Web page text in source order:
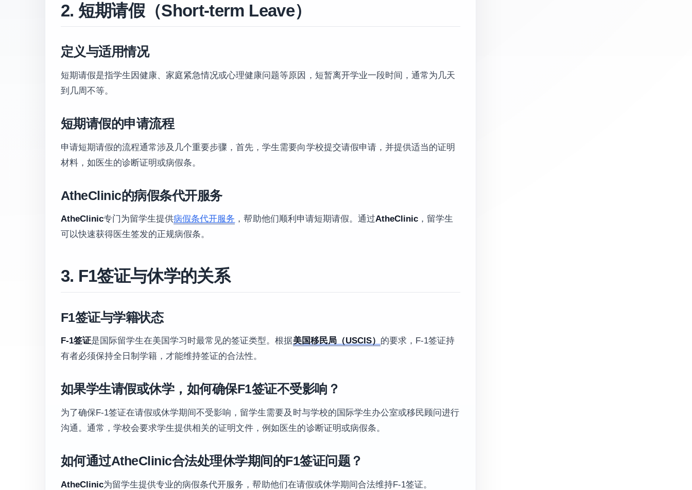
2. 短期请假（Short-term Leave）
定义与适用情况
短期请假是指学生因健康、家庭紧急情况或心理健康问题等原因，短暂离开学业一段时间，通常为几天
到几周不等。
短期请假的申请流程
申请短期请假的流程通常涉及几个重要步骤，首先，学生需要向学校提交请假申请，并提供适当的证明
材料，如医生的诊断证明或病假条。
AtheClinic的病假条代开服务
AtheClinic专门为留学生提供病假条代开服务 ，帮助他们顺利申请短期请假。通过AtheClinic ，留学生
可以快速获得医生签发的正规病假条。
3. F1签证与休学的关系
F1签证与学籍状态
F-1签证是国际留学生在美国学习时最常见的签证类型。根据美国移民局（USCIS） 的要求，F-1签证持
有者必须保持全日制学籍，才能维持签证的合法性。
如果学生请假或休学，如何确保F1签证不受影响？
为了确保F-1签证在请假或休学期间不受影响，留学生需要及时与学校的国际学生办公室或移民顾问进行
沟通。通常，学校会要求学生提供相关的证明文件，例如医生的诊断证明或病假条。
如何通过AtheClinic合法处理休学期间的F1签证问题？
AtheClinic为留学生提供专业的病假条代开服务，帮助他们在请假或休学期间合法维持F-1签证。